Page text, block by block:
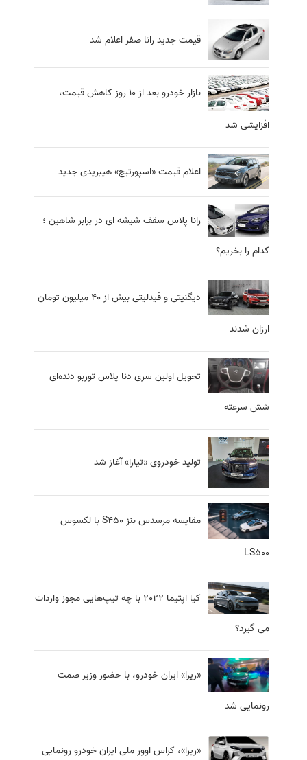
قیمت جدید رانا صفر اعلام شد
بازار خودرو بعد از 10 روز کاهش قیمت،
افزایشی شد
اعلام قیمت «اسپورتیج» هیبریدی جدید
رانا پلاس سقف شیشه ای در برابر شاهین ؛
کدام را بخریم؟
دیگنیتی و فیدلیتی بیش از 40 میلیون تومان
ارزان شدند
تحویل اولین سری دنا پلاس توربو دنده‌ای
شش سرعته
تولید خودروی «تیارا» آغاز شد
مقایسه مرسدس بنز S450 با لکسوس
LS500
کیا اپتیما 2022 با چه تیپ‌هایی مجوز واردات
می گیرد؟
«ریرا» ایران خودرو، با حضور وزیر صمت
رونمایی شد
«ریرا»، کراس اوور ملی ایران خودرو رونمایی